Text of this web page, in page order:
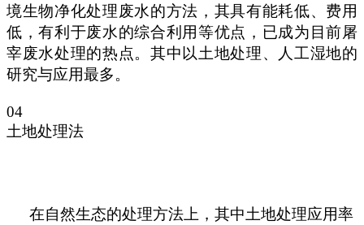
境生物净化处理废水的方法，其具有能耗低、费用
低，有利于废水的综合利用等优点，已成为目前屠
宰废水处理的热点。其中以土地处理、人工湿地的
研究与应用最多。
04
土地处理法
在自然生态的处理方法上，其中土地处理应用率